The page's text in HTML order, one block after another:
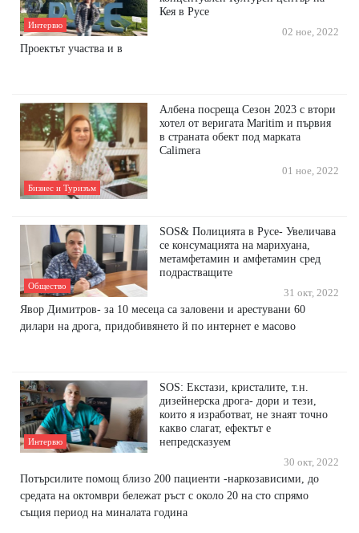
Интервю
Кея в Русе
02 ное, 2022
Проектът участва и в
Бизнес и Туризъм
Албена посреща Сезон 2023 с втори
хотел от веригата Maritim и първия
в страната обект под марката
Calimera
01 ное, 2022
Общество
SOS& Полицията в Русе- Увеличава
се консумацията на марихуана,
метамфетамин и амфетамин сред
подрастващите
31 окт, 2022
Явор Димитров- за 10 месеца са заловени и арестувани 60
дилари на дрога, придобивянето й по интернет е масово
Интервю
SOS: Екстази, кристалите, т.н.
дизейнерска дрога- дори и тези,
които я изработват, не знаят точно
какво слагат, ефектът е
непредсказуем
30 окт, 2022
Потърсилите помощ близо 200 пациенти -наркозависими, до
средата на октомври бележат ръст с около 20 на сто спрямо
същия период на миналата година